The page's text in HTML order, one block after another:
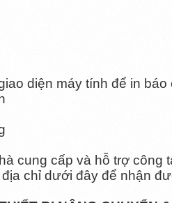
diện máy tính để in báo
cung cấp và hỗ trợ công
địa chỉ dưới đây để nhận